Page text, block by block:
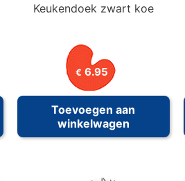
Keukendoek zwart koe
€ 6.95
Toevoegen aan
winkelwagen